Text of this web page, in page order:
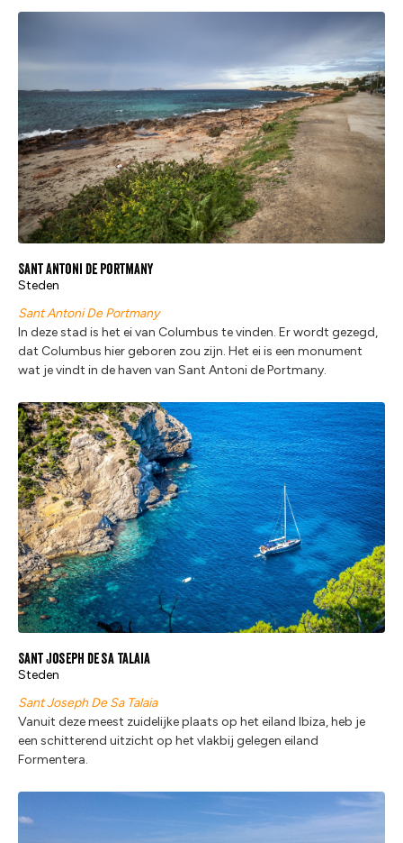
Sant Antoni de Portmany
Steden
Sant Antoni De Portmany
In deze stad is het ei van Columbus te vinden. Er wordt gezegd,
dat Columbus hier geboren zou zijn. Het ei is een monument
wat je vindt in de haven van Sant Antoni de Portmany.
Sant Joseph de sa Talaia
Steden
Sant Joseph De Sa Talaia
Vanuit deze meest zuidelijke plaats op het eiland Ibiza, heb je
een schitterend uitzicht op het vlakbij gelegen eiland
Formentera.